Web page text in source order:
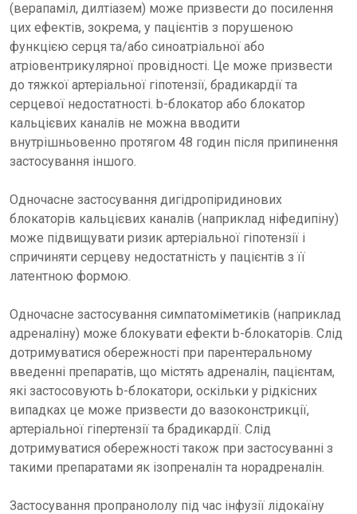
(верапаміл, дилтіазем) може призвести до посилення
цих ефектів, зокрема, у пацієнтів з порушеною
функцією серця та/або синоатріальної або
атріовентрикулярної провідності. Це може призвести
до тяжкої артеріальної гіпотензії, брадикардії та
серцевої недостатності. b-блокатор або блокатор
кальцієвих каналів не можна вводити
внутрішньовенно протягом 48 годин після припинення
застосування іншого.
Одночасне застосування дигідропіридинових
блокаторів кальцієвих каналів (наприклад ніфедипіну)
може підвищувати ризик артеріальної гіпотензії і
спричиняти серцеву недостатність у пацієнтів з її
латентною формою.
Одночасне застосування симпатоміметиків (наприклад
адреналіну) може блокувати ефекти b-блокаторів. Слід
дотримуватися обережності при парентеральному
введенні препаратів, що містять адреналін, пацієнтам,
які застосовують b-блокатори, оскільки у рідкісних
випадках це може призвести до вазоконстрикції,
артеріальної гіпертензії та брадикардії. Слід
дотримуватися обережності також при застосуванні з
такими препаратами як ізопреналін та норадреналін.
Застосування пропранололу під час інфузії лідокаїну